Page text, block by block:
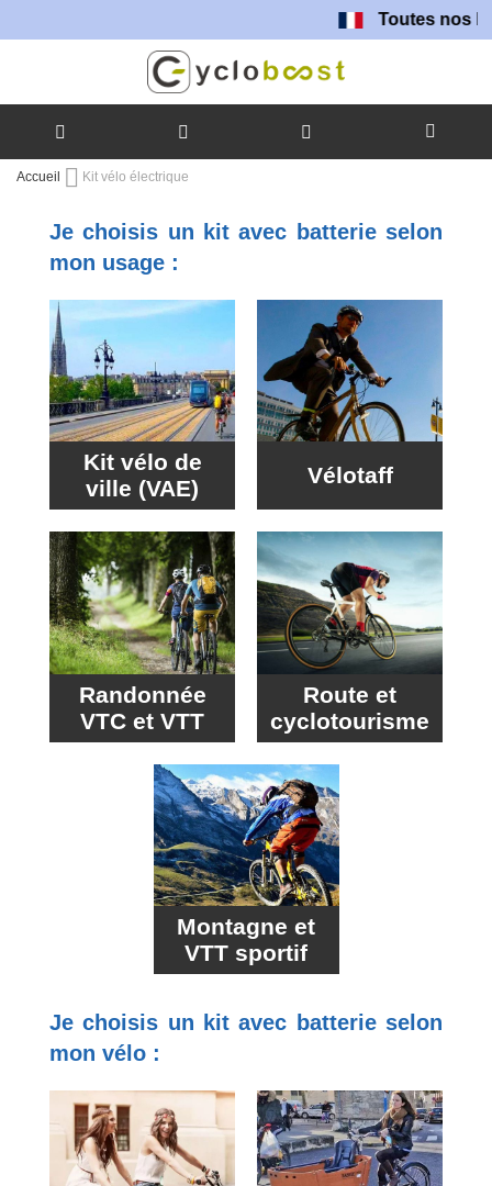
Toutes nos batteries
Allez
Accueil Kit vélo électrique
Je choisis un kit avec batterie selon
mon usage :
Kit vélo de
ville (VAE)
Vélotaff
Randonnée
VTC et VTT
Route et
cyclotourisme
Montagne et
VTT sportif
Je choisis un kit avec batterie selon
mon vélo :